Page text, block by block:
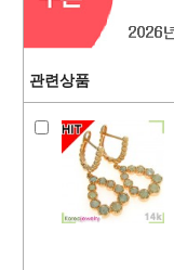
관련상품